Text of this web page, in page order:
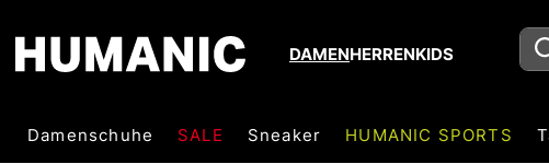
DAMENHERRENKIDS
Damenschuhe SALE Sneaker HUMANIC SPORTS